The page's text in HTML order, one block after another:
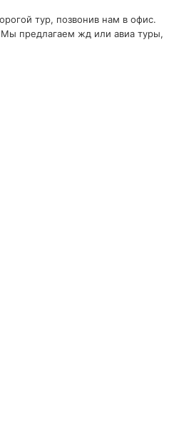
тур, позвонив нам в офис.
Мы предлагаем жд или авиа туры,